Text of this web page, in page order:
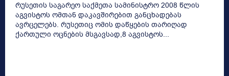
რუსეთის საგარეო საქმეთა სამინისტრო 2008 წლის
აგვისტოს ომთან დაკავშირებით განცხადებას
ავრცელებს. რუსეთიც ომის დაწყების თარიღად
ქართული ოცნების მსგავსად,8 აგვისტოს...